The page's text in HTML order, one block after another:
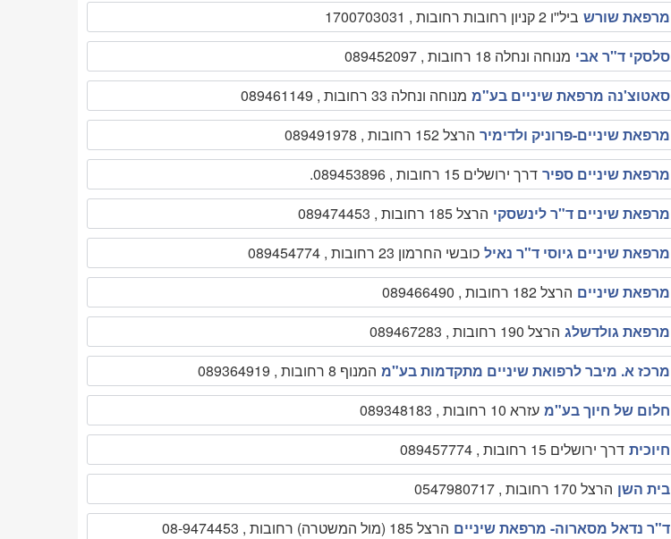
מרפאת שורש ביל''ו 2 קניון רחובות רחובות , 1700703031
סלסקי ד"ר אבי מנוחה ונחלה 18 רחובות , 089452097
סאטוצ'נה מרפאת שיניים בע"מ מנוחה ונחלה 33 רחובות , 089461149
מרפאת שיניים-פרוניק ולדימיר הרצל 152 רחובות , 089491978
מרפאת שיניים ספיר דרך ירושלים 15 רחובות , 089453896.
מרפאת שיניים ד"ר לינשסקי הרצל 185 רחובות , 089474453
מרפאת שיניים גיוסי ד"ר נאיל כובשי החרמון 23 רחובות , 089454774
מרפאת שיניים הרצל 182 רחובות , 089466490
מרפאת גולדשלג הרצל 190 רחובות , 089467283
מרכז א. מיבר לרפואת שיניים מתקדמות בע"מ המנוף 8 רחובות , 089364919
חלום של חיוך בע"מ עזרא 10 רחובות , 089348183
חיוכית דרך ירושלים 15 רחובות , 089457774
בית השן הרצל 170 רחובות , 0547980717
ד"ר נדאל מסארוה- מרפאת שיניים הרצל 185 (מול המשטרה) רחובות , 08-9474453